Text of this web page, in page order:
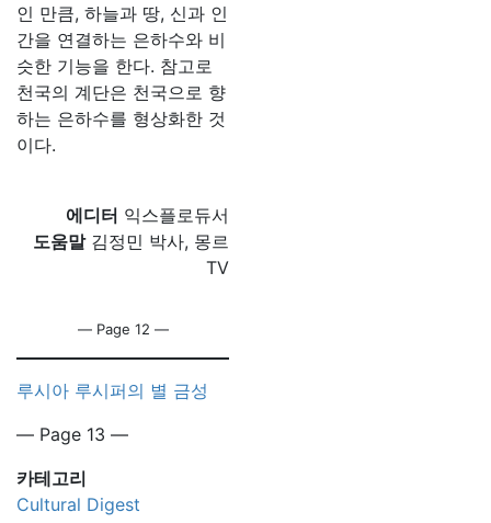
인 만큼, 하늘과 땅, 신과 인
간을 연결하는 은하수와 비
슷한 기능을 한다. 참고로
천국의 계단은 천국으로 향
하는 은하수를 형상화한 것
이다.
에디터 익스플로듀서
도움말김정민 박사, 몽르
TV
― Page 12 ―
루시아 루시퍼의 별 금성
― Page 13 ―
카테고리
Cultural Digest